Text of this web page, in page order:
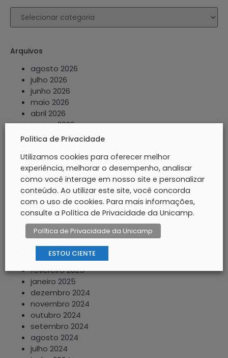
Arquivos
agosto 2026
julho 2026
junho 2026
maio 2026
abril 2026
março 2026
fevereiro 2026
dezembro 2025
novembro 2025
outubro 2025
setembro 2025
agosto 2025
julho 2025
junho 2025
maio 2025
abril 2025
março 2025
fevereiro 2025
janeiro 2025
dezembro 2024
novembro 2024
outubro 2024
setembro 2024
agosto 2024
julho 2024
Politica de Privacidade
Utilizamos cookies para oferecer melhor
experiência, melhorar o desempenho, analisar
como você interage em nosso site e personalizar
conteúdo. Ao utilizar este site, você concorda
com o uso de cookies. Para mais informações,
consulte a Política de Privacidade da Unicamp.
Política de Privacidade da Unicamp
ESTOU CIENTE